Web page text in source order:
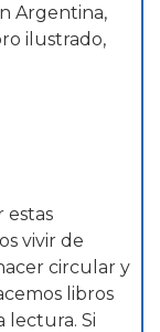
Argentina,
ilustrado,
estas
vivir de
circular y
libros
lectura. Si